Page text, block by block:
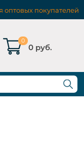
оптовых покупателей
0
0 руб.